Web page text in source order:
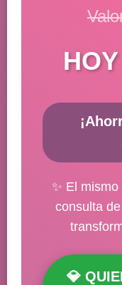
✨ El
consulta
💎